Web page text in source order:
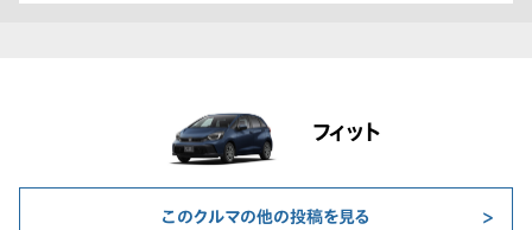
フィット
このクルマの他の投稿を見る